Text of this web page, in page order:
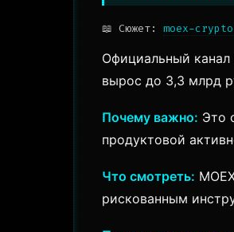
📖 Сюжет: moex-
Официальный
вырос до 3,3 млрд
Почему важно: Это
продуктовой
Что смотреть:
рискованным